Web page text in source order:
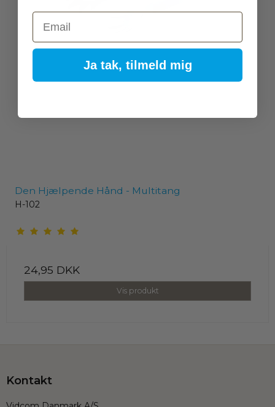
Den Hjælpende Hånd - Multitang
H-102
24,95 DKK
Vis produkt
Kontakt
Email
Ja tak, tilmeld mig